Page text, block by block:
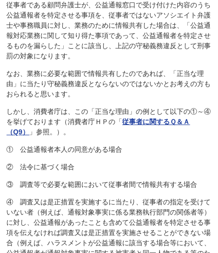
従事者である顧問弁護士が、公益通報窓口で受け付けた内容のうち
公益通報者を特定させる事項を、従事者ではないアソシエイト弁護
士や事務職員に対し、業務のために情報共有した場合は、「公益通
報対応業務に関して知り得た事項であって、公益通報者を特定させ
るものを漏らした」ことに該当し、上記の守秘義務違反として刑事
罰の対象になります。
なお、業務に必要な範囲で情報共有したのであれば、「正当な理
由」に当たり守秘義務違反とならないのではないかとお考えの方も
おられると思います。
しかし、消費者庁は、この「正当な理由」の例として以下の①～④
を挙げております（消費者庁ＨＰの「従事者に関するＱ＆Ａ
（Q9）
」参照。）。
① 公益通報者本人の同意がある場合
② 法令に基づく場合
③ 調査等で必要な範囲において従事者間で情報共有する場合
④ 調査又は是正措置を実施するに当たり、従事者の指定を受けて
いない者（例えば、通報対象事実に係る業務執行部門の関係者等）
に対し、公益通報があったことも含めて公益通報者を特定させる事
項を伝えなければ調査又は是正措置を実施させることができない場
合（例えば、ハラスメントが公益通報に該当する場合等において、